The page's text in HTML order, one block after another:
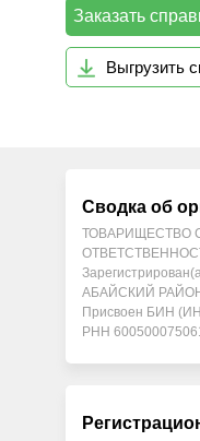
Заказать
Выгрузить
Сводка об
ТОВАРИЩЕСТВО
АБАЙСКИЙ
Присвоен БИН (ИНН)
РНН